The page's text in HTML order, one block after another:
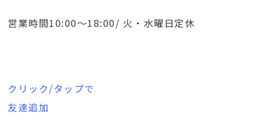
営業時間10:00～18:00/ 火・水曜日定休
クリック/タップで
友達追加